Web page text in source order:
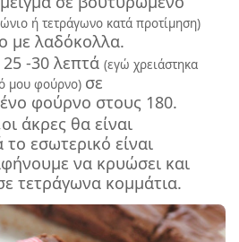
ή τετράγωνο κατά προτίμηση)
με λαδόκολλα.
-30 λεπτά (εγώ χρειάστηκα
μου φούρνο) σε
φούρνο στους 180.
άκρες θα είναι
το εσωτερικό είναι
να κρυώσει και
τετράγωνα κομμάτια.